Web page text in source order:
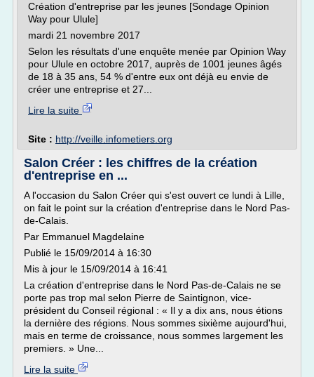
Création d'entreprise par les jeunes [Sondage Opinion
Way pour Ulule]
mardi 21 novembre 2017
Selon les résultats d'une enquête menée par Opinion Way
pour Ulule en octobre 2017, auprès de 1001 jeunes âgés
de 18 à 35 ans, 54 % d'entre eux ont déjà eu envie de
créer une entreprise et 27...
Lire la suite
Site : http://veille.infometiers.org
Salon Créer : les chiffres de la création
d'entreprise en ...
A l'occasion du Salon Créer qui s'est ouvert ce lundi à Lille,
on fait le point sur la création d'entreprise dans le Nord Pas-
de-Calais.
Par Emmanuel Magdelaine
Publié le 15/09/2014 à 16:30
Mis à jour le 15/09/2014 à 16:41
La création d'entreprise dans le Nord Pas-de-Calais ne se
porte pas trop mal selon Pierre de Saintignon, vice-
président du Conseil régional : « Il y a dix ans, nous étions
la dernière des régions. Nous sommes sixième aujourd'hui,
mais en terme de croissance, nous sommes largement les
premiers. » Une...
Lire la suite